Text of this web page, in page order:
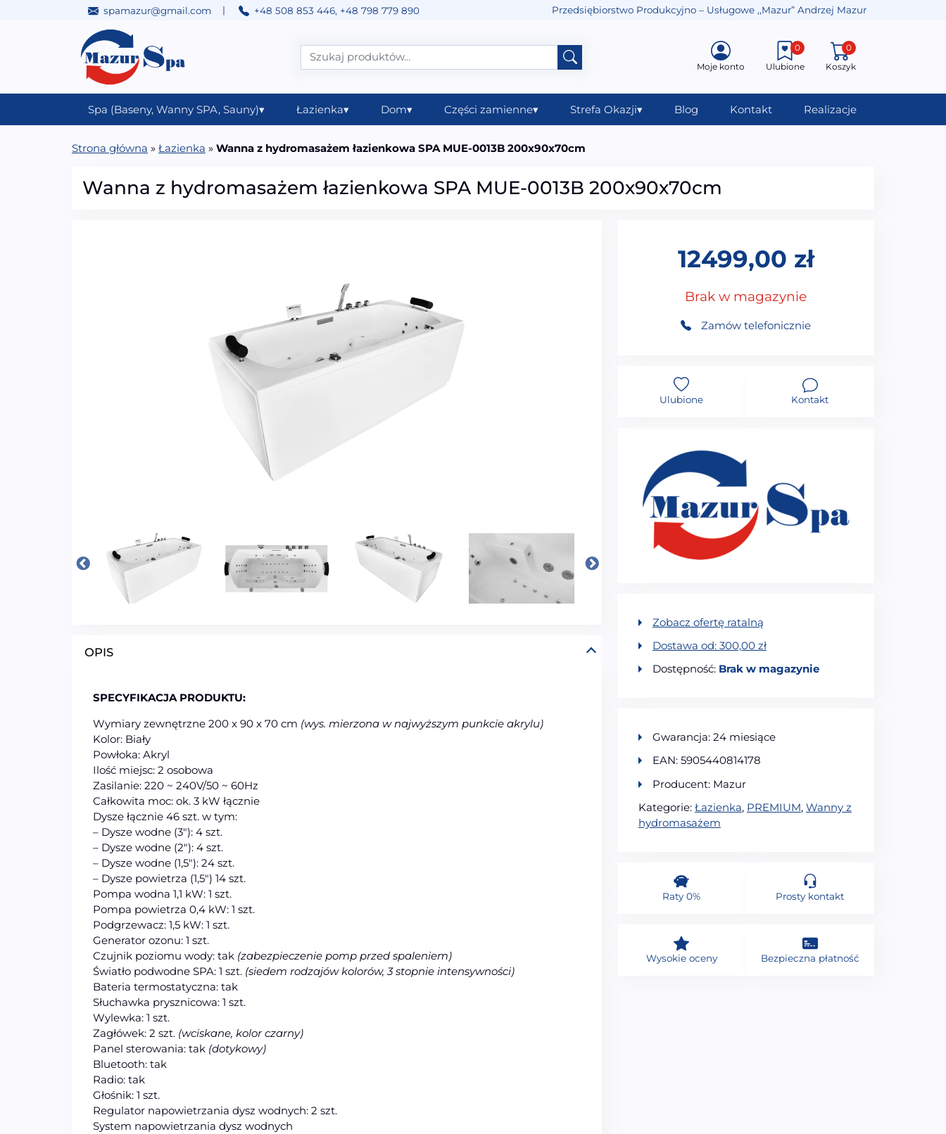
spamazur@gmail.com | +48 508 853 446, +48 798 779 890 Przedsiębiorstwo Produkcyjno – Usługowe ,,Mazur” Andrzej Mazur
Main Navigation Moje konto Ulubione
0
Koszyk
0
Spa (Baseny, Wanny SPA, Sauny)▾ Łazienka▾ Dom▾ Części zamienne▾ Strefa Okazji▾ Blog Kontakt Realizacje
Strona główna » Łazienka » Wanna z hydromasażem łazienkowa SPA MUE-0013B 200x90x70cm
Wanna z hydromasażem łazienkowa SPA MUE-0013B 200x90x70cm
OPIS
SPECYFIKACJA PRODUKTU:
Wymiary zewnętrzne 200 x 90 x 70 cm (wys. mierzona w najwyższym punkcie akrylu)
Kolor: Biały
Powłoka: Akryl
Ilość miejsc: 2 osobowa
Zasilanie: 220 ~ 240V/50 ~ 60Hz
Całkowita moc: ok. 3 kW łącznie
Dysze łącznie 46 szt. w tym:
– Dysze wodne (3″): 4 szt.
– Dysze wodne (2″): 4 szt.
– Dysze wodne (1,5″): 24 szt.
– Dysze powietrza (1,5″) 14 szt.
Pompa wodna 1,1 kW: 1 szt.
Pompa powietrza 0,4 kW: 1 szt.
Podgrzewacz: 1,5 kW: 1 szt.
Generator ozonu: 1 szt.
Czujnik poziomu wody: tak (zabezpieczenie pomp przed spaleniem)
Światło podwodne SPA: 1 szt. (siedem rodzajów kolorów, 3 stopnie intensywności)
Bateria termostatyczna: tak
Słuchawka prysznicowa: 1 szt.
Wylewka: 1 szt.
Zagłówek: 2 szt. (wciskane, kolor czarny)
Panel sterowania: tak (dotykowy)
Bluetooth: tak
Radio: tak
Głośnik: 1 szt.
Regulator napowietrzania dysz wodnych: 2 szt.
System napowietrzania dysz wodnych
12499,00 zł
Brak w magazynie
Zamów telefonicznie
Ulubione Kontakt
Zobacz ofertę ratalną
Dostawa od: 300,00 zł
Dostępność: Brak w magazynie
Gwarancja: 24 miesiące
EAN: 5905440814178
Producent: Mazur
Kategorie: Łazienka, PREMIUM, Wanny z
hydromasażem
Raty 0% Prosty kontakt
Wysokie oceny Bezpieczna płatność